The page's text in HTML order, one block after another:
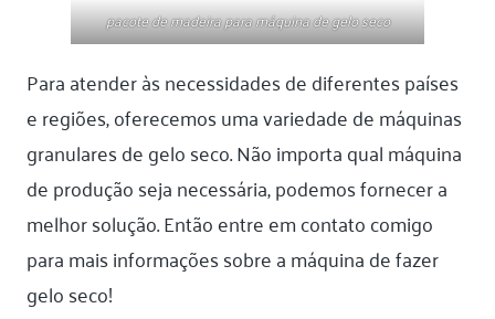
pacote de madeira para máquina de gelo seco
Para atender às necessidades de diferentes países
e regiões, oferecemos uma variedade de máquinas
granulares de gelo seco. Não importa qual máquina
de produção seja necessária, podemos fornecer a
melhor solução. Então entre em contato comigo
para mais informações sobre a máquina de fazer
gelo seco!